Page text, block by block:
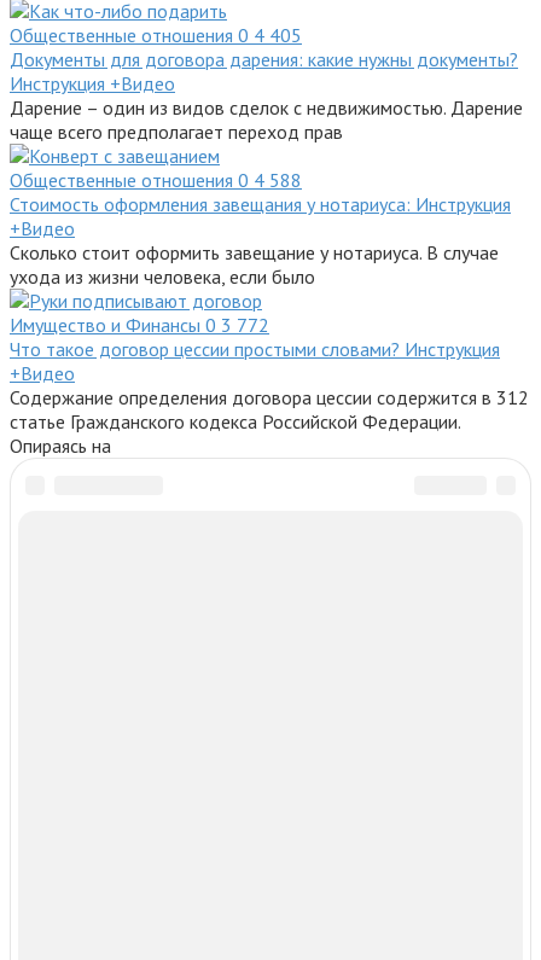
Общественные отношения 0 4 405
Документы для договора дарения: какие нужны документы?
Инструкция +Видео
Дарение – один из видов сделок с недвижимостью. Дарение
чаще всего предполагает переход прав
Общественные отношения 0 4 588
Стоимость оформления завещания у нотариуса: Инструкция
+Видео
Сколько стоит оформить завещание у нотариуса. В случае
ухода из жизни человека, если было
Имущество и Финансы 0 3 772
Что такое договор цессии простыми словами? Инструкция
+Видео
Содержание определения договора цессии содержится в 312
статье Гражданского кодекса Российской Федерации.
Опираясь на